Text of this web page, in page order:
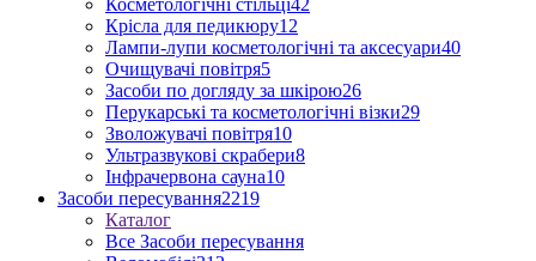
Косметологічні стільці42
Крісла для педикюру12
Лампи-лупи косметологічні та аксесуари40
Очищувачі повітря5
Засоби по догляду за шкірою26
Перукарські та косметологічні візки29
Зволожувачі повітря10
Ультразвукові скрабери8
Інфрачервона сауна10
Засоби пересування2219
Каталог
Все Засоби пересування